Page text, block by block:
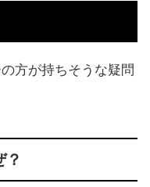
方が持ちそうな疑問
？